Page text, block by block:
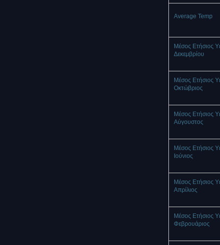
Average Temp
Μέσος Ετήσιος
Δεκεμβρίου
Μέσος Ετήσιος
Οκτώβριος
Μέσος Ετήσιος
Αύγουστος
Μέσος Ετήσιος
Ιούνιος
Μέσος Ετήσιος
Απρίλιος
Μέσος Ετήσιος
Φεβρουάριος